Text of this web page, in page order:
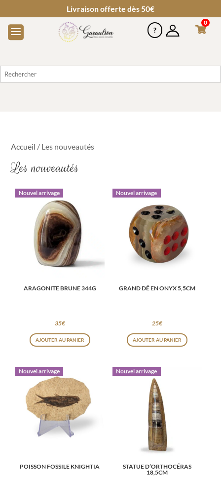
Livraison offerte dès 50€
0
Accueil / Les nouveautés
Les nouveautés
Nouvel arrivage
ARAGONITE BRUNE 344G
35€
AJOUTER AU PANIER
Nouvel arrivage
GRAND DÉ EN ONYX 5,5CM
25€
AJOUTER AU PANIER
Nouvel arrivage
POISSON FOSSILE KNIGHTIA
Nouvel arrivage
STATUE D’ORTHOCÉRAS
18,5CM